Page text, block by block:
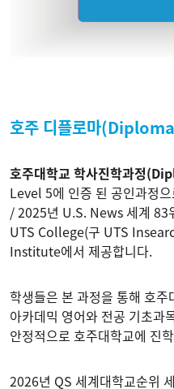
호주 디플로마
호주대학교 학사진학과정
Level 5에 인증 된 공인과정
/ 2025년 U.S. News 세계 83
UTS College(구 UTS
Institute에서 제공합니다.
학생들은 본 과정을 통해 호
아카데믹 영어와 전공 기초과
안정적으로 호주대학교에 진
2026년 QS 세계대학교순위